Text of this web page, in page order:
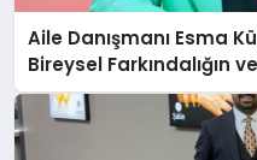
Aile Danışmanı Esma
Bireysel Farkındalığın
Anlatıyor